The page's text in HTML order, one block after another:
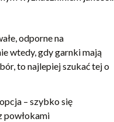
odporne na
wtedy, gdy garnki mają
to najlepiej szukać tej o
– szybko się
powłokami